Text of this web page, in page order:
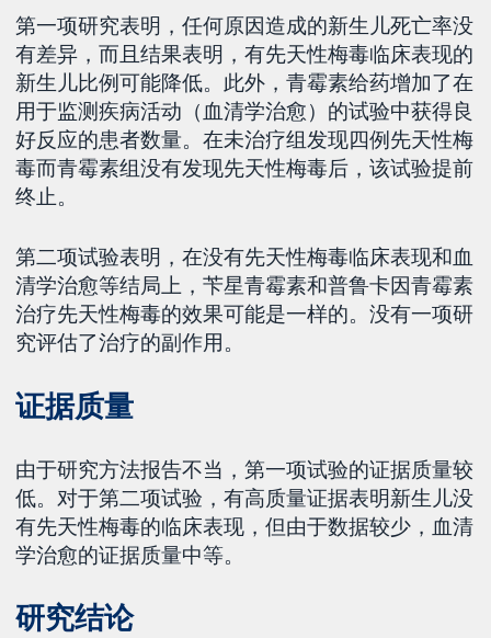
第一项研究表明，任何原因造成的新生儿死亡率没
有差异，而且结果表明，有先天性梅毒临床表现的
新生儿比例可能降低。此外，青霉素给药增加了在
用于监测疾病活动（血清学治愈）的试验中获得良
好反应的患者数量。在未治疗组发现四例先天性梅
毒而青霉素组没有发现先天性梅毒后，该试验提前
终止。
第二项试验表明，在没有先天性梅毒临床表现和血
清学治愈等结局上，苄星青霉素和普鲁卡因青霉素
治疗先天性梅毒的效果可能是一样的。没有一项研
究评估了治疗的副作用。
证据质量
由于研究方法报告不当，第一项试验的证据质量较
低。对于第二项试验，有高质量证据表明新生儿没
有先天性梅毒的临床表现，但由于数据较少，血清
学治愈的证据质量中等。
研究结论